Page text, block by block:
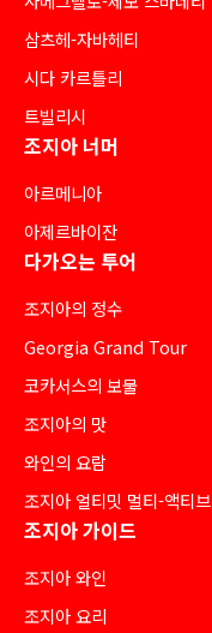
삼츠헤-자바헤티
시다 카르틀리
트빌리시
조지아 너머
아르메니아
아제르바이잔
다가오는 투어
조지아의 정수
Georgia Grand Tour
코카서스의 보물
조지아의 맛
와인의 요람
조지아 얼티밋 멀티-액티브
조지아 가이드
조지아 와인
조지아 요리